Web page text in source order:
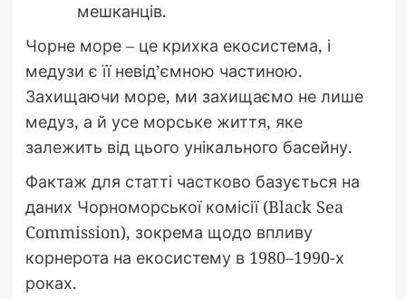
мешканців.
Чорне море – це крихка екосистема, і
медузи є її невід’ємною частиною.
Захищаючи море, ми захищаємо не лише
медуз, а й усе морське життя, яке
залежить від цього унікального басейну.
Фактаж для статті частково базується на
даних Чорноморської комісії (Black Sea
Commission), зокрема щодо впливу
корнерота на екосистему в 1980–1990-х
роках.